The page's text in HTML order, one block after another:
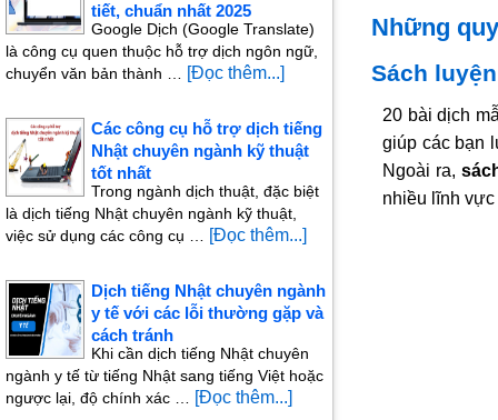
Những
Sách
20 bài dịch
giúp các bạn
Ngoài ra,
nhiều lĩnh
tiết, chuẩn nhất 2025
Google Dịch (Google Translate)
là công cụ quen thuộc hỗ trợ dịch ngôn ngữ,
chuyển văn bản thành …
[Đọc thêm...]
Các công cụ hỗ trợ dịch tiếng
Nhật chuyên ngành kỹ thuật
tốt nhất
Trong ngành dịch thuật, đặc biệt
là dịch tiếng Nhật chuyên ngành kỹ thuật,
việc sử dụng các công cụ …
[Đọc thêm...]
Dịch tiếng Nhật chuyên ngành
y tế với các lỗi thường gặp và
cách tránh
Khi cần dịch tiếng Nhật chuyên
ngành y tế từ tiếng Nhật sang tiếng Việt hoặc
ngược lại, độ chính xác …
[Đọc thêm...]